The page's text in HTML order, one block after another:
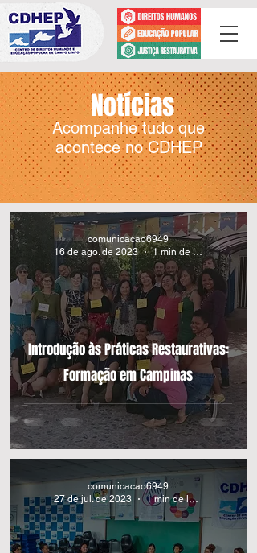
Acompanhe tudo que
acontece no CDHEP
Notícias
Introdução às Práticas Restaurativas:
Formação em Campinas
comunicacao6949
16 de ago. de 2023
1 min de leitura
comunicacao6949
27 de jul. de 2023
1 min de leitura